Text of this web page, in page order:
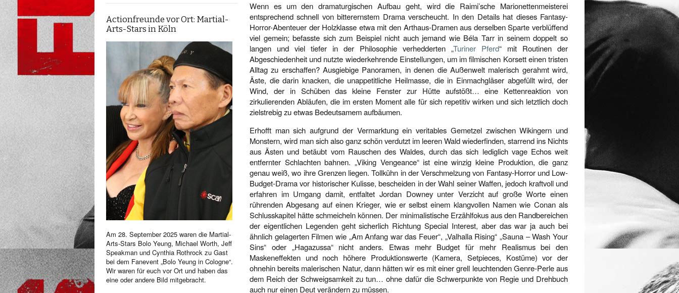
Actionfreunde vor Ort: Martial-
Arts-Stars in Köln
Am 28. September 2025 waren die Martial-
Arts-Stars Bolo Yeung, Michael Worth, Jeff
Speakman und Cynthia Rothrock zu Gast
bei dem Fanevent „Bolo Yeung in Cologne“.
Wir waren für euch vor Ort und haben das
eine oder andere Bild mitgebracht.
Wenn es um den dramaturgischen Aufbau geht, wird die Raimi’sche Marionettenmeisterei
entsprechend schnell von bitterernstem Drama verscheucht. In den Details hat dieses Fantasy-
Horror-Abenteuer der Holzklasse etwa mit den Arthaus-Dramen aus derselben Sparte verblüffend
viel gemein; befasste sich zum Beispiel nicht auch jemand wie Béla Tarr in seinem doppelt so
langen und viel tiefer in der Philosophie verhedderten „Turiner Pferd“ mit Routinen der
Abgeschiedenheit und nutzte wiederkehrende Einstellungen, um im filmischen Korsett einen tristen
Alltag zu erschaffen? Ausgiebige Panoramen, in denen die Außenwelt malerisch gerahmt wird,
Äste, die darin knacken, die unappetitliche Heilmasse, die in Einmachgläser abgefüllt wird, der
Wind, der in Schüben das kleine Fenster zur Hütte aufstößt… eine Kettenreaktion von
zirkulierenden Abläufen, die im ersten Moment alle für sich repetitiv wirken und sich letztlich doch
zielstrebig zu etwas Bedeutsamem aufbäumen.
Erhofft man sich aufgrund der Vermarktung ein veritables Gemetzel zwischen Wikingern und
Monstern, wird man sich also ganz schön verdutzt im leeren Wald wiederfinden, starrend ins Nichts
aus Ästen und betäubt vom Rauschen des Waldes, durch das sich lediglich vage Echos weit
entfernter Schlachten bahnen. „Viking Vengeance“ ist eine winzig kleine Produktion, die ganz
genau weiß, wo ihre Grenzen liegen. Tollkühn in der Verschmelzung von Fantasy-Horror und Low-
Budget-Drama vor historischer Kulisse, bescheiden in der Wahl seiner Waffen, jedoch kraftvoll und
erfahren im Umgang damit, entfaltet Jordan Downey unter Verzicht auf große Worte einen
rührenden Abgesang auf einen Krieger, wie er selbst einem klangvollen Namen wie Conan als
Schlusskapitel hätte schmeicheln können. Der minimalistische Erzählfokus aus den Randbereichen
der eigentlichen Legenden geht sicherlich Richtung Special Interest, aber das war ja auch bei
ähnlich gelagerten Filmen wie „Am Anfang war das Feuer“, „Valhalla Rising“ „Sauna – Wash Your
Sins“ oder „Hagazussa“ nicht anders. Etwas mehr Budget für mehr Realismus bei den
Maskeneffekten und noch höhere Produktionswerte (Kamera, Setpieces, Kostüme) vor der
ohnehin bereits malerischen Natur, dann hätten wir es mit einer grell leuchtenden Genre-Perle aus
dem Reich der Schweigsamkeit zu tun… ohne dafür die Schwerpunkte von Regie und Drehbuch
auch nur einen Deut verändern zu müssen.